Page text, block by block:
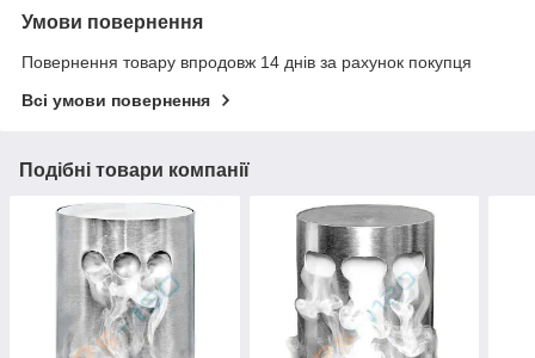
Умови повернення
Повернення товару впродовж 14 днів за рахунок покупця
Всі умови повернення
Подібні товари компанії